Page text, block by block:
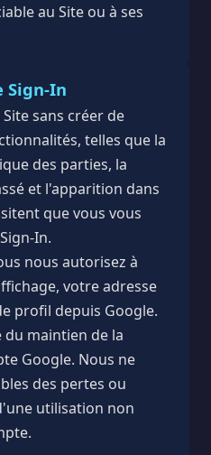
au Site ou à ses
Sign-In
sans créer de
telles que la
des parties, la
et l'apparition dans
que vous vous
In.
nous autorisez à
votre adresse
profil depuis Google.
du maintien de la
Google. Nous ne
des pertes ou
utilisation non